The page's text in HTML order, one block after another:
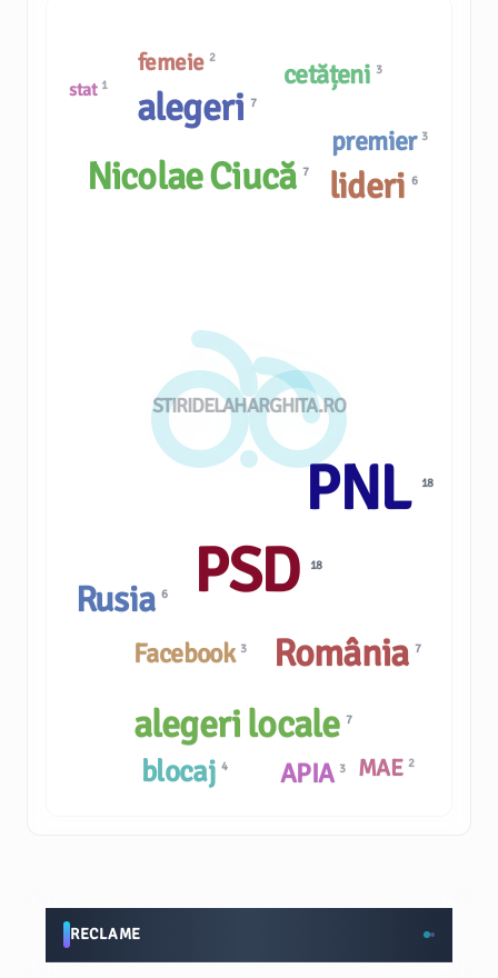
STIRIDELAHARGHITA.RO
blocaj4
Facebook 3
femeie 2
PNL 18
premier 3
cetățeni 3
APIA 3 MAE 2
PSD 18
stat 1
Rusia6
Nicolae Ciucă7
România7
alegeri7
lideri6
alegeri locale7
RECLAME